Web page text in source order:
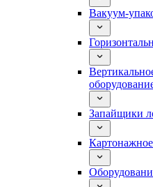
Вакуум-
Запайщики